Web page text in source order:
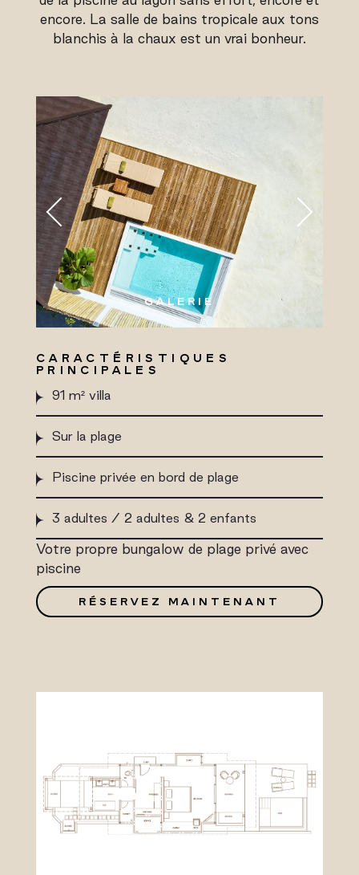
encore. La salle de bains tropicale aux tons
blanchis à la chaux est un vrai bonheur.
GALERIE
CARACTÉRISTIQUES
PRINCIPALES
91 m² villa
Sur la plage
Piscine privée en bord de plage
3 adultes / 2 adultes & 2 enfants
Votre propre bungalow de plage privé avec
piscine
RÉSERVEZ MAINTENANT